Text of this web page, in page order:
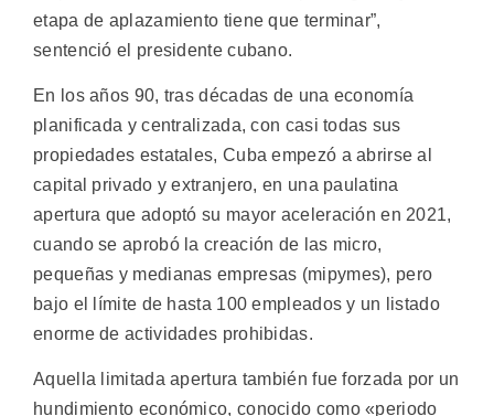
etapa de aplazamiento tiene que terminar”,
sentenció el presidente cubano.
En los años 90, tras décadas de una economía
planificada y centralizada, con casi todas sus
propiedades estatales, Cuba empezó a abrirse al
capital privado y extranjero, en una paulatina
apertura que adoptó su mayor aceleración en 2021,
cuando se aprobó la creación de las micro,
pequeñas y medianas empresas (mipymes), pero
bajo el límite de hasta 100 empleados y un listado
enorme de actividades prohibidas.
Aquella limitada apertura también fue forzada por un
hundimiento económico, conocido como «periodo